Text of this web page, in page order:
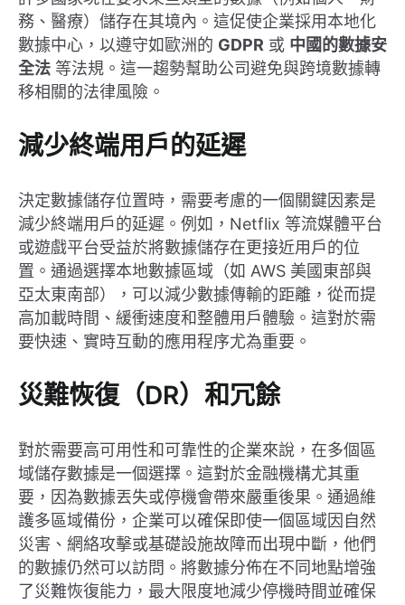
務、醫療）儲存在其境內。這促使企業採用本地化
數據中心，以遵守如歐洲的 GDPR 或 中國的數據安
全法 等法規。這一趨勢幫助公司避免與跨境數據轉
移相關的法律風險。
減少終端用戶的延遲
決定數據儲存位置時，需要考慮的一個關鍵因素是
減少終端用戶的延遲。例如，Netflix 等流媒體平台
或遊戲平台受益於將數據儲存在更接近用戶的位
置。通過選擇本地數據區域（如 AWS 美國東部與
亞太東南部），可以減少數據傳輸的距離，從而提
高加載時間、緩衝速度和整體用戶體驗。這對於需
要快速、實時互動的應用程序尤為重要。
災難恢復（DR）和冗餘
對於需要高可用性和可靠性的企業來說，在多個區
域儲存數據是一個選擇。這對於金融機構尤其重
要，因為數據丟失或停機會帶來嚴重後果。通過維
護多區域備份，企業可以確保即使一個區域因自然
災害、網絡攻擊或基礎設施故障而出現中斷，他們
的數據仍然可以訪問。將數據分佈在不同地點增強
了災難恢復能力，最大限度地減少停機時間並確保